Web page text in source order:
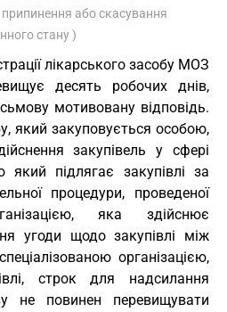
припинення або скасування
стану )
лікарського засобу МОЗ
десять робочих днів,
мотивовану відповідь.
який закуповується особою,
закупівель у сфері
який підлягає закупівлі за
процедури, проведеної
яка здійснює
угоди щодо закупівлі між
організацією,
строк для надсилання
не повинен перевищувати